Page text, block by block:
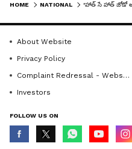
HOME NATIONAL
About Website
Privacy Policy
Complaint Redressal - Website
Investors
FOLLOW US ON